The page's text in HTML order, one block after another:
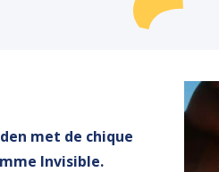
met de chique
Invisible.